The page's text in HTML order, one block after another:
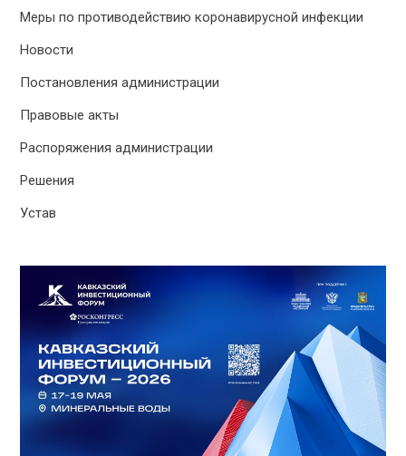
Меры по противодействию коронавирусной инфекции
Новости
Постановления администрации
Правовые акты
Распоряжения администрации
Решения
Устав